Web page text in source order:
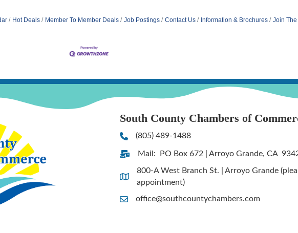
Hot Deals Member To Member Deals Job Postings Contact Us Information & Brochures Join
South County Chambers of
Phone(805) 489-1488
Address & Map
Mail: PO Box 672 | Arroyo Grande, CA
Address & Map
800-A West Branch St. | Arroyo Grande
appointment)
Contact Us
office@southcountychambers.com